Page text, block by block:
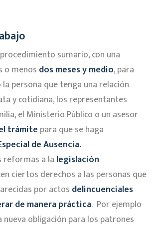
sumario, con una
o menos dos meses y medio, para
persona que tenga una relación
y cotidiana, los representantes
el Ministerio Público o un asesor
trámitepara que se haga
de Ausencia.
reformas a la legislación
ciertos derechos a las personas que
por actos delincuenciales
de manera práctica. Por ejemplo
nueva obligación para los patrones